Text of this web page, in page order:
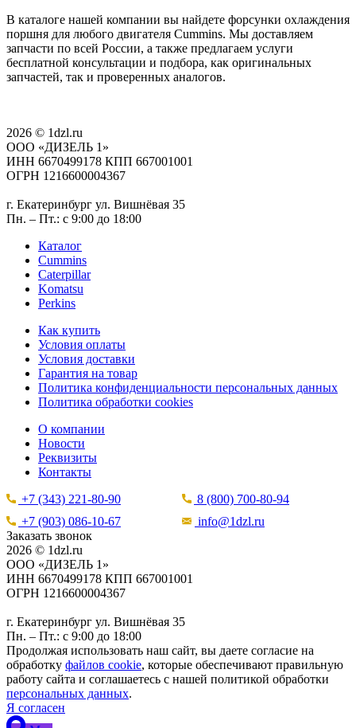
В каталоге нашей компании вы найдете форсунки охлаждения
поршня для любого двигателя Cummins. Мы доставляем
запчасти по всей России, а также предлагаем услуги
бесплатной консультации и подбора, как оригинальных
запчастей, так и проверенных аналогов.
2026 © 1dzl.ru
ООО «ДИЗЕЛЬ 1»
ИНН 6670499178 КПП 667001001
ОГРН 1216600004367
г. Екатеринбург ул. Вишнёвая 35
Пн. – Пт.: с 9:00 до 18:00
Каталог
Cummins
Caterpillar
Komatsu
Perkins
Как купить
Условия оплаты
Условия доставки
Гарантия на товар
Политика конфиденциальности персональных данных
Политика обработки cookies
О компании
Новости
Реквизиты
Контакты
+7 (343) 221-80-90
8 (800) 700-80-94
+7 (903) 086-10-67
info@1dzl.ru
Заказать звонок
2026 © 1dzl.ru
ООО «ДИЗЕЛЬ 1»
ИНН 6670499178 КПП 667001001
ОГРН 1216600004367
г. Екатеринбург ул. Вишнёвая 35
Пн. – Пт.: с 9:00 до 18:00
Продолжая использовать наш сайт, вы даете согласие на
обработку файлов cookie, которые обеспечивают правильную
работу сайта и соглашаетесь с нашей политикой обработки
персональных данных.
Я согласен